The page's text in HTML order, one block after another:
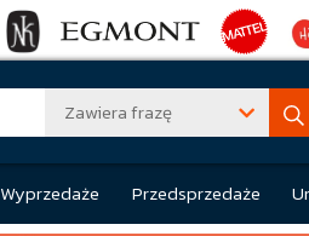
Zawiera frazę
Wyprzedaże Przedsprzedaże